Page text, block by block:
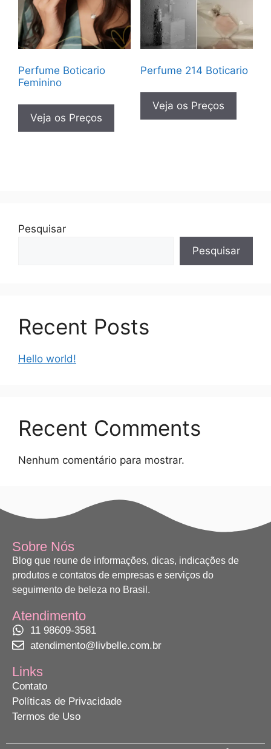
Perfume Boticario
Feminino
Veja os Preços
Perfume 214 Boticario
Veja os Preços
Pesquisar
Pesquisar
Recent Posts
Hello world!
Recent Comments
Nenhum comentário para mostrar.
Sobre Nós
Blog que reune de informações, dicas, indicações de
produtos e contatos de empresas e serviços do
seguimento de beleza no Brasil.
Atendimento
11 98609-3581
atendimento@livbelle.com.br
Links
Contato
Políticas de Privacidade
Termos de Uso